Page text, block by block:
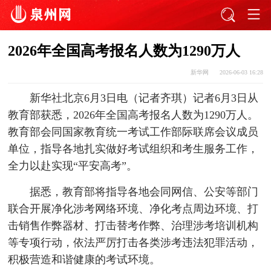
2026年全国高考报名人数为1290万人
新华网 2026-06-03 16:28
新华社北京6月3日电（记者齐琪）记者6月3日从
教育部获悉，2026年全国高考报名人数为1290万人。
教育部会同国家教育统一考试工作部际联席会议成员
单位，指导各地扎实做好考试组织和考生服务工作，
全力以赴实现“平安高考”。
据悉，教育部将指导各地会同网信、公安等部门
联合开展净化涉考网络环境、净化考点周边环境、打
击销售作弊器材、打击替考作弊、治理涉考培训机构
等专项行动，依法严厉打击各类涉考违法犯罪活动，
积极营造和谐健康的考试环境。